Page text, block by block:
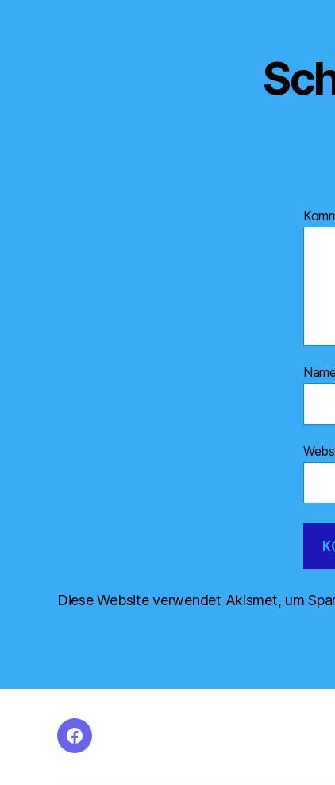
Name
Diese Website verwendet Akismet, um
facebook